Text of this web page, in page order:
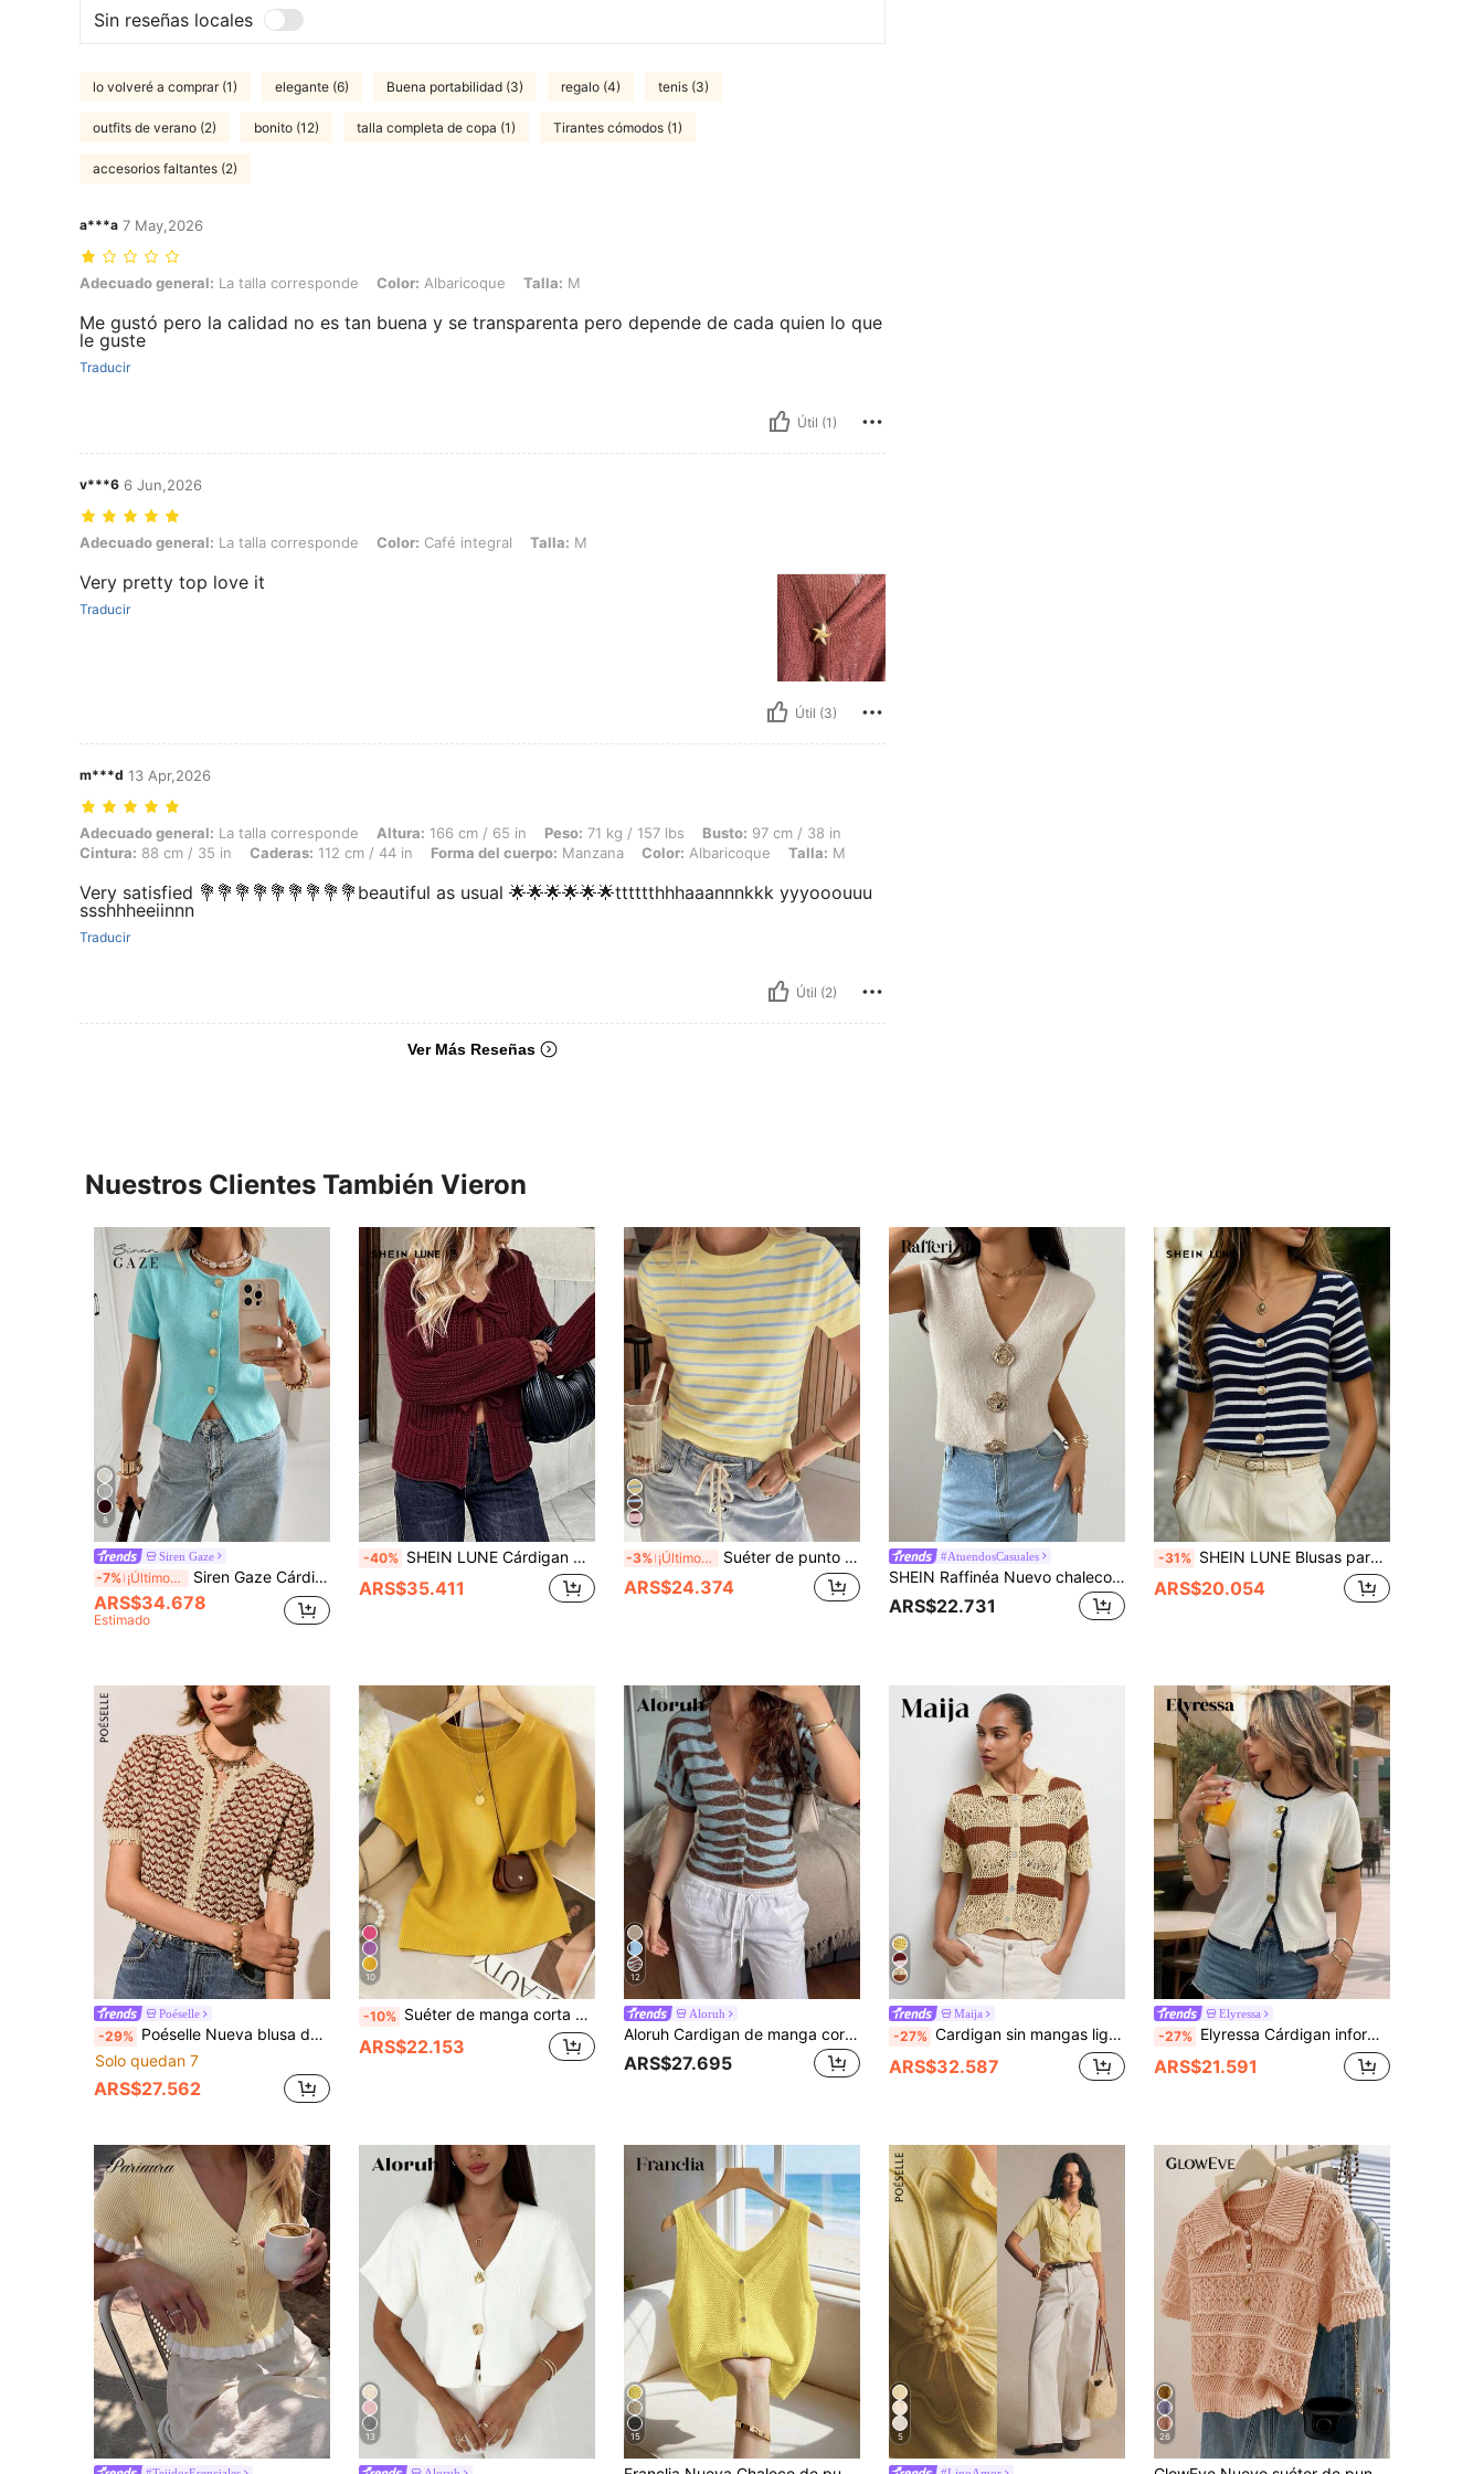
Sin reseñas locales
lo volveré a comprar (1) elegante (6) Buena portabilidad (3) regalo (4) tenis (3)
outfits de verano (2) bonito (12) talla completa de copa (1) Tirantes cómodos (1)
accesorios faltantes (2)
a***a 7 May,2026
Adecuado general: La talla corresponde, Color: Albaricoque, Talla: M
Adecuado general: La talla corresponde Color: Albaricoque Talla: M
Me gustó pero la calidad no es tan buena y se transparenta pero depende de cada quien lo que
le guste
Traducir
Útil (1)
v***6 6 Jun,2026
Adecuado general: La talla corresponde, Color: Café integral, Talla: M
Adecuado general: La talla corresponde Color: Café integral Talla: M
Very pretty top love it
Traducir
Útil (3)
m***d 13 Apr,2026
Adecuado general: La talla corresponde, Altura: 166 cm / 65 in, Peso: 71 kg / 157 lbs, Busto: 97 cm / 38 in, Cintura: 88 cm / 35 in, Caderas: 112 cm / 44 in, Forma del cuerpo: Manzana, Color: Albaricoque, Talla: M
Adecuado general: La talla corresponde Altura: 166 cm / 65 in Peso: 71 kg / 157 lbs Busto: 97 cm / 38 in
Cintura: 88 cm / 35 in Caderas: 112 cm / 44 in Forma del cuerpo: Manzana Color: Albaricoque Talla: M
Very satisfied 💐💐💐💐💐💐💐💐💐beautiful as usual 🌟🌟🌟🌟🌟🌟tttttthhhaaannnkkk yyyooouuu
ssshhheeiinnn
Traducir
Útil (2)
Ver Más Reseñas
Nuestros Clientes También Vieron
8
Siren Gaze
-7% ¡Últimos 3 días Siren Gaze Cárdigan fino casual de manga corta y un solo botón para mujer, color liso
ARS$34.678
Estimado
-40% SHEIN LUNE Cárdigan de color liso con botones para mujer, primavera/verano
ARS$35.411
-3% ¡Últimos 3 días Suéter de punto a rayas simple y versátil de estilo casual para mujer, adecuado para uso diario y de oficina, ropa de verano linda de color amarillo
ARS$24.374
#AtuendosCasuales
SHEIN Raffinéa Nuevo chaleco de punto ligero de diseño elegante francés de verano para mujeres
ARS$22.731
-31% SHEIN LUNE Blusas para mujer primavera/verano, atuendo para vacaciones, atuendo para el festival de junio, blusa vintage casual elegante, ropa para ir a la oficina y salidas, atuendo para vacaciones, blusas para mujer con cuello redondo y cuello en V, blusa a rayas con contraste azul marino & blanco, cárdigan de punto para mujer con botones metálicos de manga corta
ARS$20.054
Poéselle
-29% Poéselle Nueva blusa de punto de manga corta con estampado de rayas, patchwork y calado, en estilo retro francés para primavera/verano para mujeres
Solo quedan 7
ARS$27.562
10
-10% Suéter de manga corta de punto, top minimalista elegante y estilizante. Tela de punto de seda de hielo, para fiestas y vacaciones. Amarillo de verano
ARS$22.153
12
Aloruh
Aloruh Cardigan de manga corta asimétrico a rayas de color bloque marrón y azul para mujer, estilo casual para brunch de otoño
ARS$27.695
Maija
-27% Cardigan sin mangas ligero con encaje de estilo boho y tejido abierto para la playa MAIJA
ARS$32.587
Elyressa
-27% Elyressa Cárdigan informal con recorte de bloques de color y mangas cortas, primavera/verano
ARS$21.591
13 15 5 26